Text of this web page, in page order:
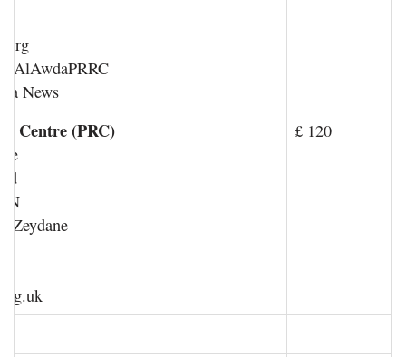
News
Centre (PRC)
Zeydane
£ 120